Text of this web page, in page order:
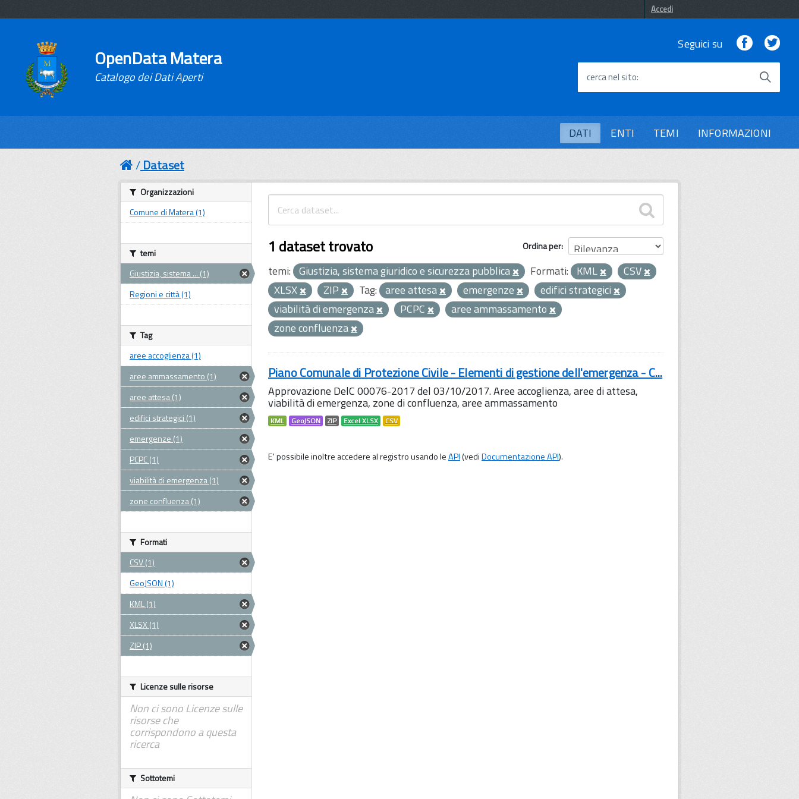
Accedi
OpenData Matera
Catalogo dei Dati Aperti
Seguici su Facebook
cerca nel sito
DATI ENTI TEMI INFORMAZIONI
Dataset
Ordina per
1 dataset trovato
temi: Giustizia, sistema giuridico e sicurezza pubblica Formati: KML
CSV
XLSX
ZIP Tag: aree attesa emergenze
edifici strategici
viabilità di emergenza
PCPC
aree ammassamento
zone confluenza
Piano Comunale di Protezione Civile - Elementi di gestione dell'emergenza - C...
Approvazione DelC 00076-2017 del 03/10/2017. Aree accoglienza, aree di attesa,
viabilità di emergenza, zone di confluenza, aree ammassamento
KML GeoJSON ZIP Excel XLSX CSV
E' possibile inoltre accedere al registro usando leAPI(vediDocumentazione API).
Organizzazioni
Comune di Matera (1)
temi
Giustizia, sistema ... (1)
Regioni e città (1)
Tag
aree accoglienza (1)
aree ammassamento (1)
aree attesa (1)
edifici strategici (1)
emergenze (1)
PCPC (1)
viabilità di emergenza (1)
zone confluenza (1)
Formati
CSV (1)
GeoJSON (1)
KML (1)
XLSX (1)
ZIP (1)
Licenze sulle risorse
Non ci sono Licenze sulle
risorse che
corrispondono a questa
ricerca
Sottotemi